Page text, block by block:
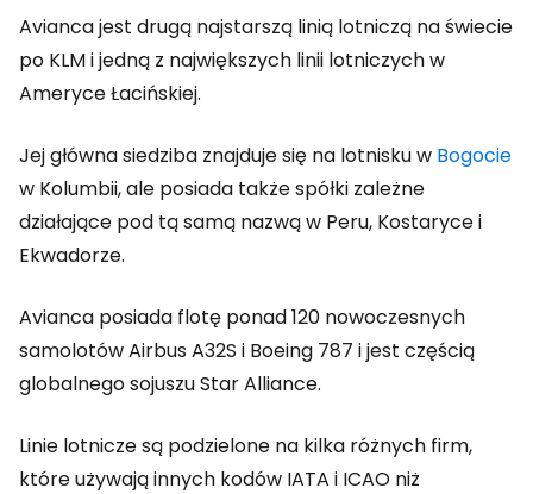
Avianca jest drugą najstarszą linią lotniczą na świecie
po KLM i jedną z największych linii lotniczych w
Ameryce Łacińskiej.
Jej główna siedziba znajduje się na lotnisku w Bogocie
w Kolumbii, ale posiada także spółki zależne
działające pod tą samą nazwą w Peru, Kostaryce i
Ekwadorze.
Avianca posiada flotę ponad 120 nowoczesnych
samolotów Airbus A32S i Boeing 787 i jest częścią
globalnego sojuszu Star Alliance.
Linie lotnicze są podzielone na kilka różnych firm,
które używają innych kodów IATA i ICAO niż